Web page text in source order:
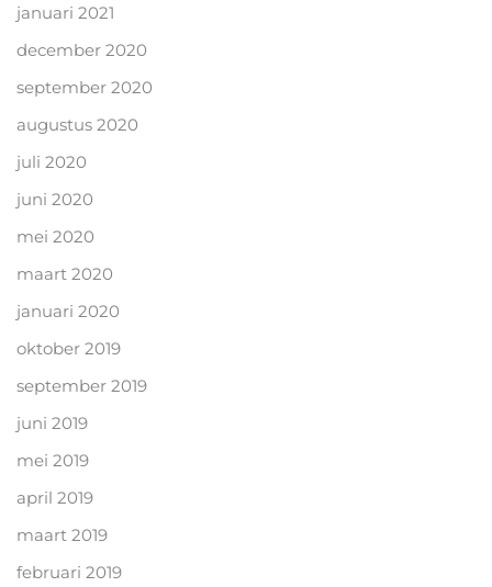
januari 2021
december 2020
september 2020
augustus 2020
juli 2020
juni 2020
mei 2020
maart 2020
januari 2020
oktober 2019
september 2019
juni 2019
mei 2019
april 2019
maart 2019
februari 2019